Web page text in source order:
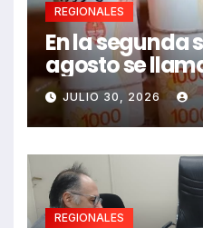
REGIONALES
En la segunda
agosto se
paritarias
JULIO 30, 2026
REGIONALES